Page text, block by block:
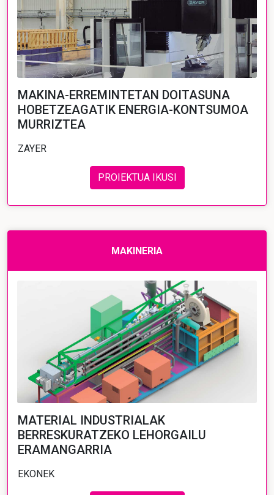
MAKINA-ERREMINTETAN DOITASUNA
HOBETZEAGATIK ENERGIA-KONTSUMOA
MURRIZTEA
ZAYER
PROIEKTUA IKUSI
MAKINERIA
MATERIAL INDUSTRIALAK
BERRESKURATZEKO LEHORGAILU
ERAMANGARRIA
EKONEK